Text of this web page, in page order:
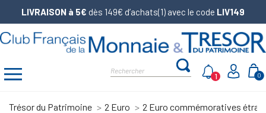
LIVRAISON à 5€ dès 149€ d’achats(1) avec le code LIV149
0
1
Trésor du Patrimoine 2 Euro 2 Euro commémoratives